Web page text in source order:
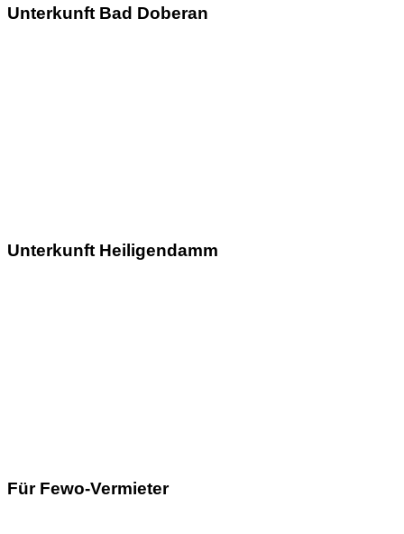
Unterkunft Bad Doberan
Unterkunft Heiligendamm
Für Fewo-Vermieter